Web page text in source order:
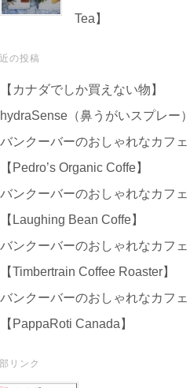
Tea】
の投稿
【カナダでしか買えない物】
hydraSense（鼻うがいスプレー）
バンクーバーのおしゃれなカフェ
【Pedro’s Organic Coffe】
バンクーバーのおしゃれなカフェ
【Laughing Bean Coffe】
バンクーバーのおしゃれなカフェ
【Timbertrain Coffee Roaster】
バンクーバーのおしゃれなカフェ
【PappaRoti Canada】
リンク